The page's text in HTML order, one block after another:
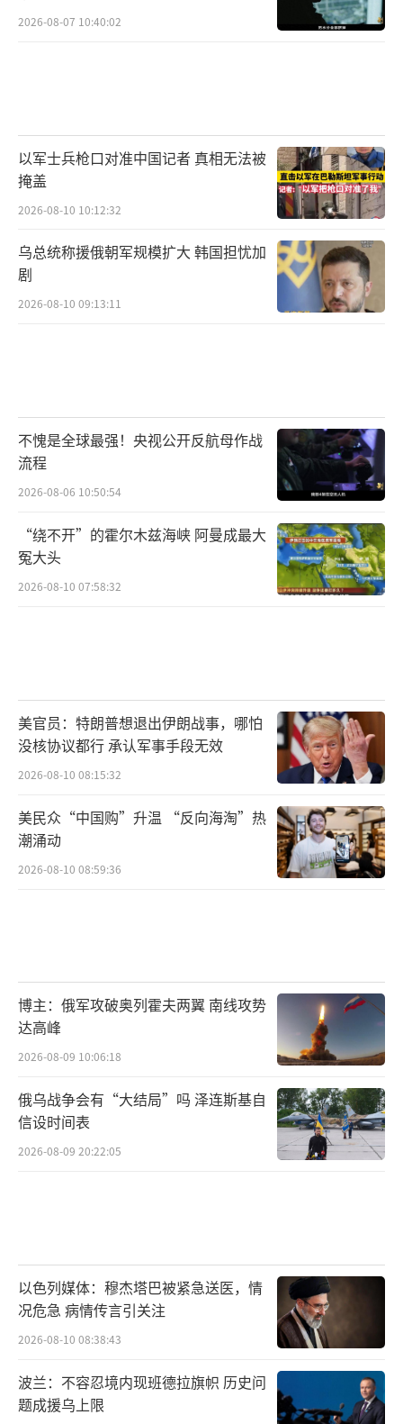
2026-08-07 10:40:02
以军士兵枪口对准中国记者 真相无法被
掩盖
2026-08-10 10:12:32
乌总统称援俄朝军规模扩大 韩国担忧加
剧
2026-08-10 09:13:11
不愧是全球最强！央视公开反航母作战
流程
2026-08-06 10:50:54
“绕不开”的霍尔木兹海峡 阿曼成最大
冤大头
2026-08-10 07:58:32
美官员：特朗普想退出伊朗战事，哪怕
没核协议都行 承认军事手段无效
2026-08-10 08:15:32
美民众“中国购”升温 “反向海淘”热
潮涌动
2026-08-10 08:59:36
博主：俄军攻破奥列霍夫两翼 南线攻势
达高峰
2026-08-09 10:06:18
俄乌战争会有“大结局”吗 泽连斯基自
信设时间表
2026-08-09 20:22:05
以色列媒体：穆杰塔巴被紧急送医，情
况危急 病情传言引关注
2026-08-10 08:38:43
波兰：不容忍境内现班德拉旗帜 历史问
题成援乌上限